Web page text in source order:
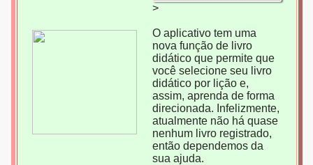
>
O aplicativo tem uma
nova função de livro
didático que permite que
você selecione seu livro
didático por lição e,
assim, aprenda de forma
direcionada. Infelizmente,
atualmente não há quase
nenhum livro registrado,
então dependemos da
sua ajuda.